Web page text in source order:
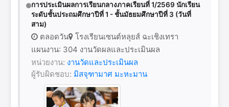
การประเมินผลการเรียนกลางภาคเรียนที่ 1/2569 นักเรียน
ระดับชั้นประถมศึกษาปีที่ 1 - ชั้นมัธยมศึกษาปีที่ 3 (วันที่
สาม)
ตลอดวัน
โรงเรียนเซนต์หลุยส์ ฉะเชิงเทรา
แผนงาน: 304 งานวัดผลและประเมินผล
หน่วยงาน: งานวัดและประเมินผล
ผู้รับผิดชอบ: มิสจุฑามาศ มะหะมาน